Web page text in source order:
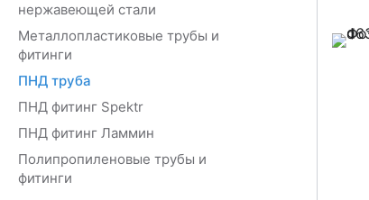
нержавеющей стали
Металлопластиковые трубы и
фитинги
ПНД труба
ПНД фитинг Spektr
ПНД фитинг Ламмин
Полипропиленовые трубы и
фитинги